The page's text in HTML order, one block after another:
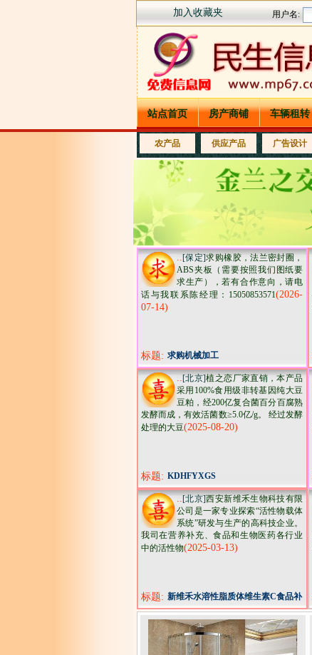
加入收藏夹
站点首页 房产商铺 车辆租转
农产品 供应产品 广告设计
..[保定]求购橡胶，法兰密封圈，
ABS夹板（需要按照我们图纸要
求生产），若有合作意向，请电
话与我联系陈经理：15050853571(2026-
07-14)
标题: 求购机械加工
..[北京]植之恋厂家直销，本产品
采用100%食用级非转基因纯大豆
豆粕，经200亿复合菌百分百腐熟
发酵而成，有效活菌数≥5.0亿/g。 经过发酵
处理的大豆(2025-08-20)
标题: KDHFYXGS
..[北京]西安新维禾生物科技有限
公司是一家专业探索“活性物载体
系统”研发与生产的高科技企业。
我司在营养补充、食品和生物医药各行业
中的活性物(2025-03-13)
标题: 新维禾水溶性脂质体维生素C食品补
充剂维C粉散装VC粉支持拿样